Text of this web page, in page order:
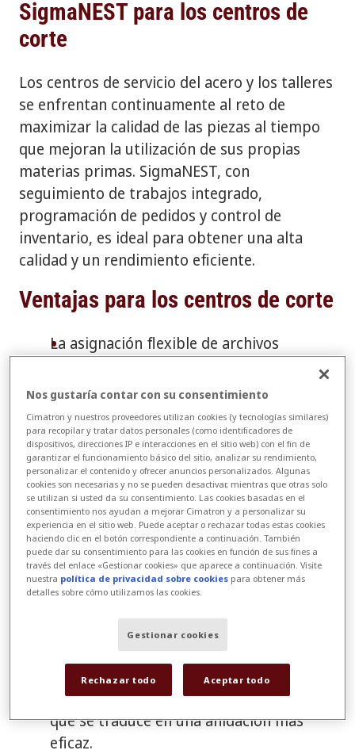
SigmaNEST para los centros de
corte
Los centros de servicio del acero y los talleres
se enfrentan continuamente al reto de
maximizar la calidad de las piezas al tiempo
que mejoran la utilización de sus propias
materias primas. SigmaNEST, con
seguimiento de trabajos integrado,
programación de pedidos y control de
inventario, es ideal para obtener una alta
calidad y un rendimiento eficiente.
Ventajas para los centros de corte
La asignación flexible de archivos
permite importar fácilmente desde una
base de clientes diversa.
El Nesting sofisticado y el CNC ofrecen
una amplia gama de tecnologías de corte.
La integración de presupuestos,
programación, seguimiento de trabajos,
inventario y control de retales es ideal
para las necesidades de coordinación de
los centros de servicio.
Los servicios de automatización
SigmaNEST ofrecen funciones
justo a tiempo.
El módulo Color Offload simplifica la
identificación de las piezas y permite
realizar órdenes de fabricación mixtas, lo
que se traduce en una anidación más
eficaz.
Nos gustaría contar con su consentimiento
Cimatron y nuestros proveedores utilizan cookies (y tecnologías similares)
para recopilar y tratar datos personales (como identificadores de
dispositivos, direcciones IP e interacciones en el sitio web) con el fin de
garantizar el funcionamiento básico del sitio, analizar su rendimiento,
personalizar el contenido y ofrecer anuncios personalizados. Algunas
cookies son necesarias y no se pueden desactivar, mientras que otras solo
se utilizan si usted da su consentimiento. Las cookies basadas en el
consentimiento nos ayudan a mejorar Cimatron y a personalizar su
experiencia en el sitio web. Puede aceptar o rechazar todas estas cookies
haciendo clic en el botón correspondiente a continuación. También
puede dar su consentimiento para las cookies en función de sus fines a
través del enlace «Gestionar cookies» que aparece a continuación. Visite
nuestra política de privacidad sobre cookies para obtener más
detalles sobre cómo utilizamos las cookies.
Gestionar cookies
Rechazar todo Aceptar todo